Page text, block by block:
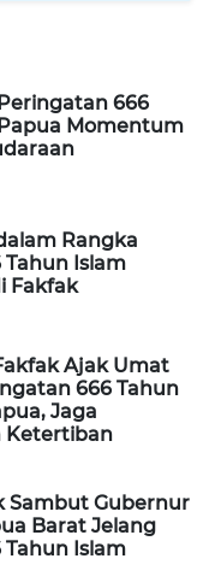
666
Momentum
Rangka
Islam
Fakfak
Ajak Umat
666 Tahun
Jaga
Ketertiban
Sambut Gubernur
Barat Jelang
Tahun Islam